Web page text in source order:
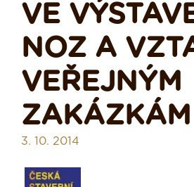
VE
NOZ A
VEŘEJNÝM
ZAKÁZKÁM
3. 10. 2014